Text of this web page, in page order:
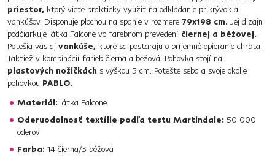
priestor, ktorý viete prakticky využiť na odkladanie prikrývok a
vankúšov. Disponuje plochou na spanie v rozmere 79x198 cm. Jej dizajn
podčiarkuje látka Falcone vo farebnom prevedení čiernej a béžovej.
Potešia vás aj vankúše, ktoré sa postarajú o príjemné opieranie chrbta.
Taktiež v kombinácií farieb čierna a béžová. Pohovka stojí na
plastových nožičkách s výškou 5 cm. Potešte seba a svoje okolie
pohovkou PABLO.
Materiál: látka Falcone
Oderuodolnosť textílie podľa testu Martindale: 50 000
oderov
Farba: 14 čierna/3 béžová